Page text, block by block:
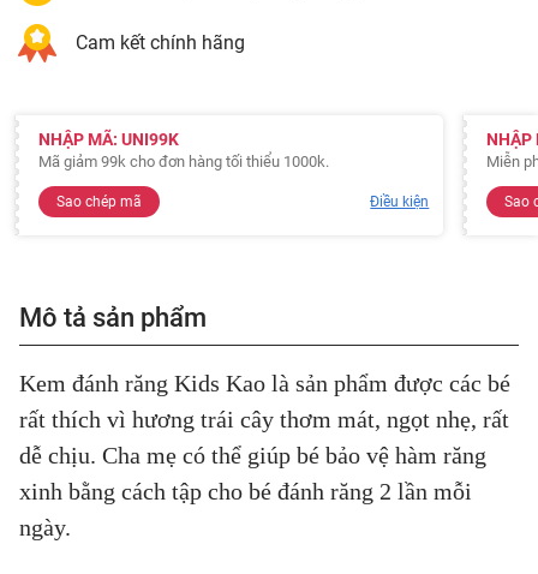
Cam kết chính hãng
NHẬP MÃ: UNI99K
Mã giảm 99k cho đơn hàng tối thiểu 1000k.
Sao chép mã Điều kiện
NHẬP
Miễn
Sao
Mô tả sản phẩm
Kem đánh răng Kids Kao là sản phẩm được các bé
rất thích vì hương trái cây thơm mát, ngọt nhẹ, rất
dễ chịu. Cha mẹ có thể giúp bé bảo vệ hàm răng
xinh bằng cách tập cho bé đánh răng 2 lần mỗi
ngày.